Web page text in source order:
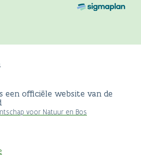
een officiële website van de
voor Natuur en Bos